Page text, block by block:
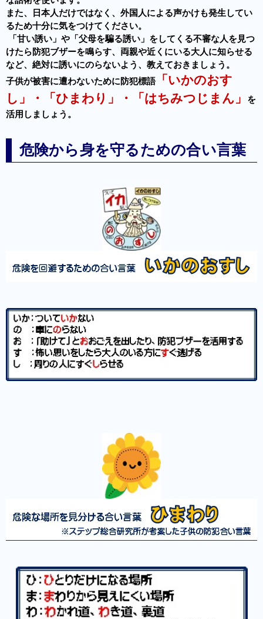
また、日本人だけではなく、外国人による声かけも発生してい
るため十分に気をつけてください。
「甘い誘い」や「父母を騙る誘い」をしてくる不審な人を見つ
けたら防犯ブザーを鳴らす、両親や近くにいる大人に知らせる
など、絶対に誘いにのらないよう、教えておきましょう。
子供が被害に遭わないために防犯標語「いかのおす
し」・「ひまわり」・「はちみつじまん」
を
活用しましょう。
危険から身を守るための合い言葉